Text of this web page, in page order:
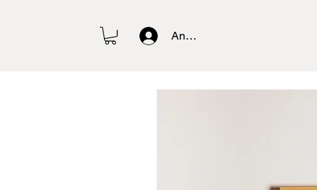
Anmelden